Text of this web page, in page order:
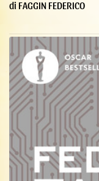
di FAGGIN FEDERICO